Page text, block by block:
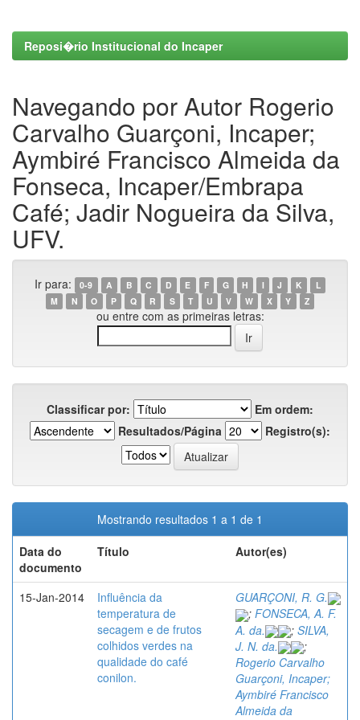
Reposi�rio Institucional do Incaper
Navegando por Autor Rogerio
Carvalho Guarçoni, Incaper;
Aymbiré Francisco Almeida da
Fonseca, Incaper/Embrapa
Café; Jadir Nogueira da Silva,
UFV.
Ir para: 0-9 A B C D E F G H I J K
L
M
N O P Q R S T U V W X Y Z
ou entre com as primeiras letras:
Classificar por:
Em ordem:
Resultados/Página
Registro(s):
Mostrando resultados 1 a 1 de 1
Data do
documento
Título Autor(es)
15-Jan-2014
Influência da
temperatura de
secagem e de frutos
colhidos verdes na
qualidade do café
conilon.
GUARÇONI, R. G.
; FONSECA, A. F.
A. da.
; SILVA,
J. N. da.
;
Rogerio Carvalho
Guarçoni, Incaper;
Aymbiré Francisco
Almeida da